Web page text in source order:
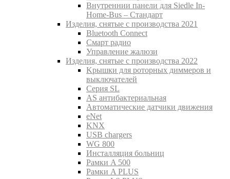
Внутреннии панели для Siedle In-
Home-Bus – Стандарт
Изделия, снятые с производства 2021
Bluetooth Connect
Смарт радио
Управление жалюзи
Изделия, снятые с производства 2022
Kрышки для роторных диммеров и
выключателей
Серия SL
AS антибактериальная
Aвтоматические датчики движения
eNet
KNX
USB chargers
WG 800
Инсталляция больниц
Рамки A 500
Рамки A PLUS